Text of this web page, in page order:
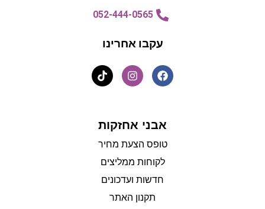
052-444-0565
עקבו אחרינו
אבני אחזקות
טופס הצעת מחיר
לקוחות ממליצים
חדשות ועדכונים
תקנון האתר